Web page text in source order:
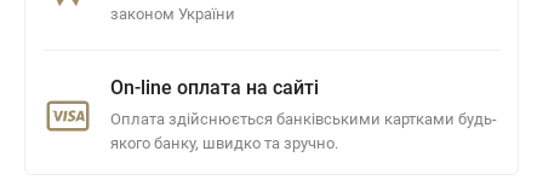
законом України
On-line оплата на сайті
Оплата здійснюється банківськими картками будь-
якого банку, швидко та зручно.